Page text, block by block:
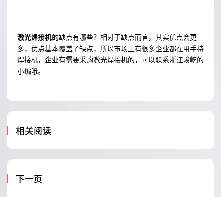
激光焊接机的缺点有哪些？相对于缺点而言，其实优点会更
多，优点基本覆盖了缺点，所以市场上有很多企业都在用手持
焊接机，企业有需要采购激光焊接机的，可以联系浙江骏屹的
小编哦。
相关阅读
下一页